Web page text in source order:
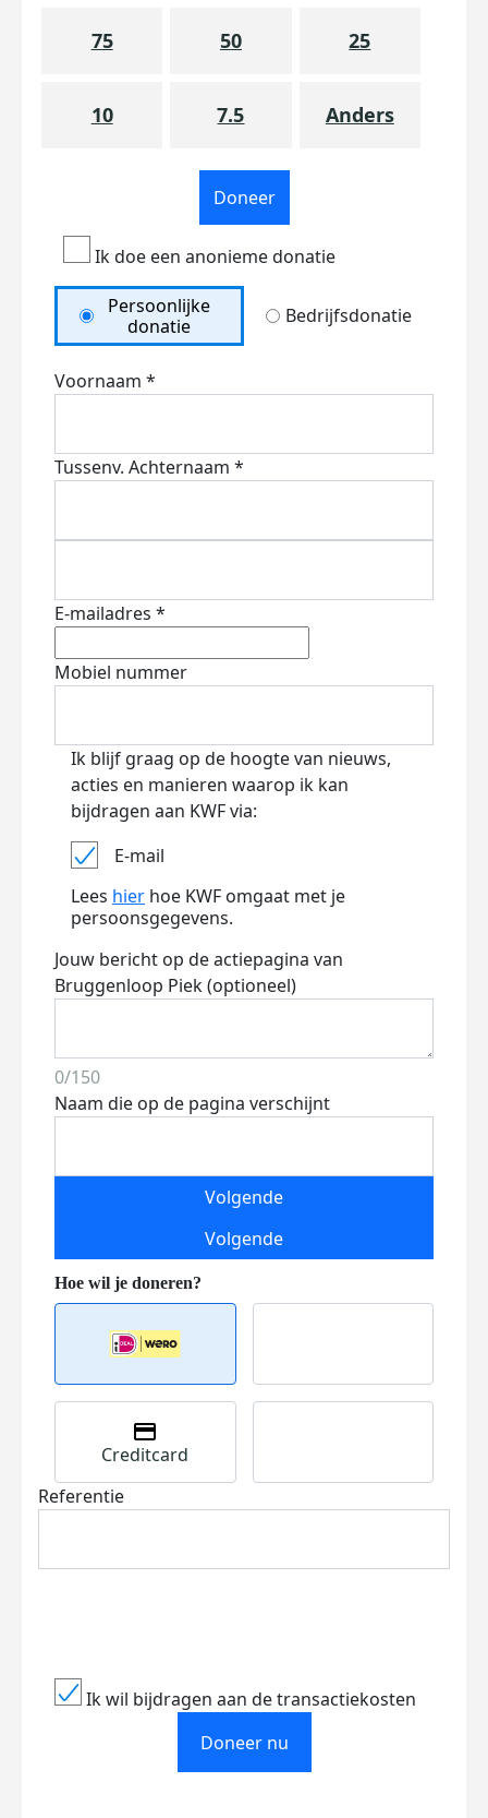
75 50 25
10 7.5 Anders
Doneer
Ik doe een anonieme donatie
Persoonlijke
donatie
Bedrijfsdonatie
Voornaam *
Tussenv. Achternaam *
E-mailadres *
Mobiel nummer
Ik blijf graag op de hoogte van nieuws,
acties en manieren waarop ik kan
bijdragen aan KWF via:
E-mail
Lees hier hoe KWF omgaat met je
persoonsgegevens.
Jouw bericht op de actiepagina van
Bruggenloop Piek (optioneel)
0/150
Naam die op de pagina verschijnt
Volgende
Volgende
Creditcard
Referentie
Ik wil bijdragen aan de transactiekosten
Doneer nu